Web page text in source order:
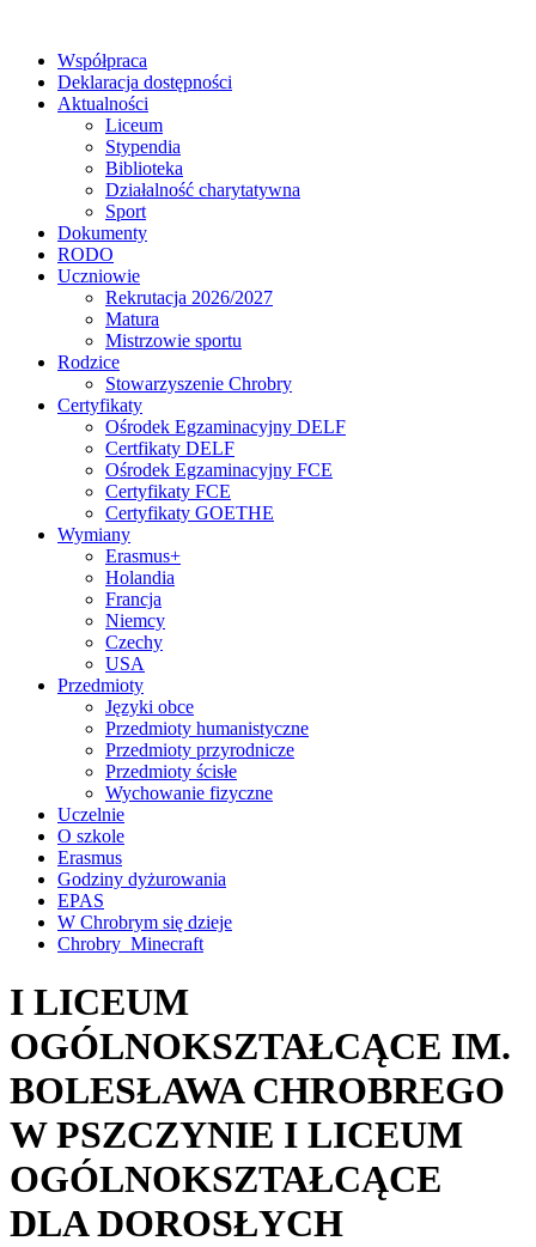
Współpraca
Deklaracja dostępności
Aktualności
Liceum
Stypendia
Biblioteka
Działalność charytatywna
Sport
Dokumenty
RODO
Uczniowie
Rekrutacja 2026/2027
Matura
Mistrzowie sportu
Rodzice
Stowarzyszenie Chrobry
Certyfikaty
Ośrodek Egzaminacyjny DELF
Certfikaty DELF
Ośrodek Egzaminacyjny FCE
Certyfikaty FCE
Certyfikaty GOETHE
Wymiany
Erasmus+
Holandia
Francja
Niemcy
Czechy
USA
Przedmioty
Języki obce
Przedmioty humanistyczne
Przedmioty przyrodnicze
Przedmioty ścisłe
Wychowanie fizyczne
Uczelnie
O szkole
Erasmus
Godziny dyżurowania
EPAS
W Chrobrym się dzieje
Chrobry_Minecraft
I LICEUM
OGÓLNOKSZTAŁCĄCE IM.
BOLESŁAWA CHROBREGO
W PSZCZYNIE I LICEUM
OGÓLNOKSZTAŁCĄCE
DLA DOROSŁYCH